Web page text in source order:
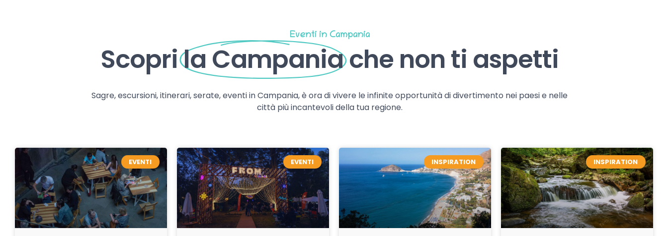
Eventi in Campania
Scoprila Campaniache non ti aspetti
Sagre, escursioni, itinerari, serate, eventi in Campania, è ora di vivere le infinite opportunità di divertimento nei paesi e nelle
città più incantevoli della tua regione.
EVENTI EVENTI INSPIRATION INSPIRATION